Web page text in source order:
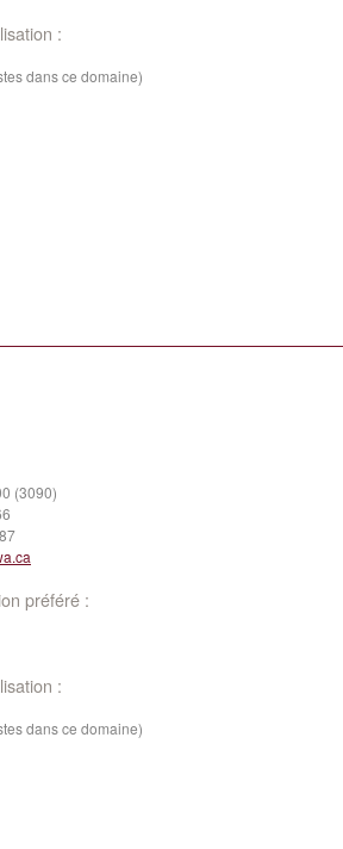
:
dans ce domaine)
(3090)
préféré :
:
dans ce domaine)